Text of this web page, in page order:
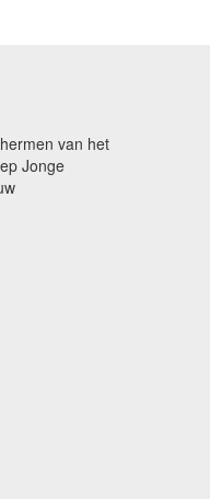
van het
Jonge